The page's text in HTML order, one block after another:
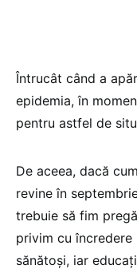
Întrucât când a
epidemia, în
pentru astfel de
De aceea, dacă
revine în
trebuie să fim
privim cu încredere
sănătoși, iar